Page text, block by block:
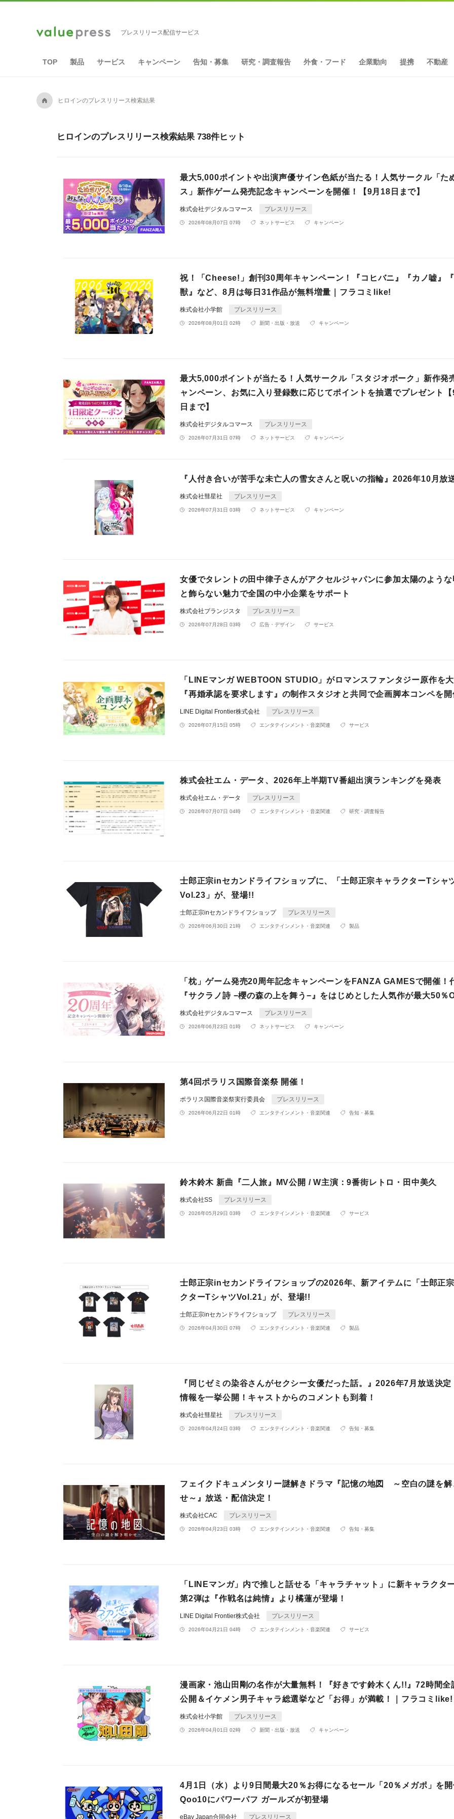
プレスリリース配信サービス
TOP 製品 サービス キャンペーン 告知・募集 研究・調査報告 外食・フード 企業動向 提携 不動産
A ヒロインのプレスリリース検索結果
ヒロインのプレスリリース検索結果 738件ヒット
最大5,000ポイントや出演声優サイン色紙が当たる！人気サークル「た
ス」新作ゲーム発売記念キャンペーンを開催！【9月18日まで】
株式会社デジタルコマース プレスリリース
2026年08月07日 07時 ネットサービス キャンペーン
祝！「Cheese!」創刊30周年キャンペーン！『コヒバニ』『カノ嘘』
獣』など、8月は毎日31作品が無料増量｜フラコミlike!
株式会社小学館 プレスリリース
2026年08月01日 02時 新聞・出版・放送 キャンペーン
最大5,000ポイントが当たる！人気サークル「スタジオポーク」新作発
ャンペーン、お気に入り登録数に応じてポイントを抽選でプレゼント
日まで】
株式会社デジタルコマース プレスリリース
2026年07月31日 07時 ネットサービス キャンペーン
『人付き合いが苦手な未亡人の雪女さんと呪いの指輪』2026年10月放
株式会社彗星社 プレスリリース
2026年07月31日 03時 ネットサービス キャンペーン
女優でタレントの田中律子さんがアクセルジャパンに参加太陽のよう
と飾らない魅力で全国の中小企業をサポート
株式会社ブランジスタ プレスリリース
2026年07月28日 03時 広告・デザイン サービス
「LINEマンガ WEBTOON STUDIO」がロマンスファンタジー原作を
『再婚承認を要求します』の制作スタジオと共同で企画脚本コンペを開
LINE Digital Frontier株式会社 プレスリリース
2026年07月15日 05時 エンタテインメント・音楽関連 サービス
株式会社エム・データ、2026年上半期TV番組出演ランキングを発表
株式会社エム・データ プレスリリース
2026年07月07日 04時 エンタテインメント・音楽関連 研究・調査報告
士郎正宗inセカンドライフショップに、「士郎正宗キャラクターTシャ
Vol.23」が、登場!!
士郎正宗inセカンドライフショップ プレスリリース
2026年06月30日 21時 エンタテインメント・音楽関連 製品
「枕」ゲーム発売20周年記念キャンペーンをFANZA GAMESで開催！
『サクラノ詩 −櫻の森の上を舞う−』をはじめとした人気作が最大50％
株式会社デジタルコマース プレスリリース
2026年06月23日 01時 ネットサービス キャンペーン
第4回ポラリス国際音楽祭 開催！
ポラリス国際音楽祭実行委員会 プレスリリース
2026年06月22日 01時 エンタテインメント・音楽関連 告知・募集
鈴木鈴木 新曲『二人旅』MV公開 / W主演：9番街レトロ・田中美久
株式会社SS プレスリリース
2026年05月29日 03時 エンタテインメント・音楽関連 サービス
士郎正宗inセカンドライフショップの2026年、新アイテムに「士郎正
クターTシャツVol.21」が、登場!!
士郎正宗inセカンドライフショップ プレスリリース
2026年04月30日 07時 エンタテインメント・音楽関連 製品
『同じゼミの染谷さんがセクシー女優だった話。』2026年7月放送決定
情報を一挙公開！キャストからのコメントも到着！
株式会社彗星社 プレスリリース
2026年04月24日 03時 エンタテインメント・音楽関連 告知・募集
フェイクドキュメンタリー謎解きドラマ『記憶の地図 ～空白の謎を解
せ～』放送・配信決定！
株式会社CAC プレスリリース
2026年04月23日 03時 エンタテインメント・音楽関連 告知・募集
「LINEマンガ」内で推しと話せる「キャラチャット」に新キャラクタ
第2弾は『作戦名は純情』より橘蓮が登場！
LINE Digital Frontier株式会社 プレスリリース
2026年04月21日 04時 エンタテインメント・音楽関連 サービス
漫画家・池山田剛の名作が大量無料！『好きです鈴木くん!!』72時間全
公開＆イケメン男子キャラ総選挙など「お得」が満載！｜フラコミlike!
株式会社小学館 プレスリリース
2026年04月01日 02時 新聞・出版・放送 キャンペーン
4月1日（水）より9日間最大20％お得になるセール「20％メガポ」を
Qoo10にパワーパフ ガールズが初登場
eBay Japan合同会社 プレスリリース